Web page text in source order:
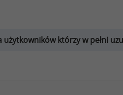
którzy w pełni